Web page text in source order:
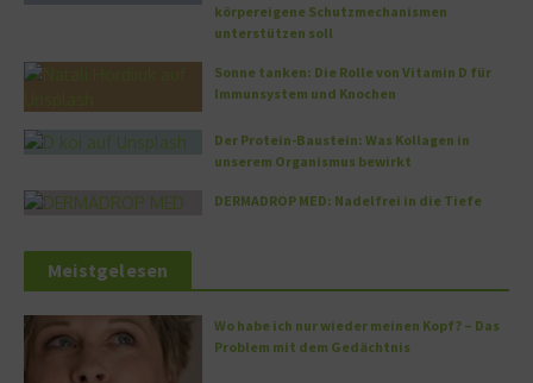
körpereigene Schutzmechanismen
unterstützen soll
Sonne tanken: Die Rolle von Vitamin D für
Immunsystem und Knochen
Der Protein-Baustein: Was Kollagen in
unserem Organismus bewirkt
DERMADROP MED: Nadelfrei in die Tiefe
Meistgelesen
Wo habe ich nur wieder meinen Kopf? – Das
Problem mit dem Gedächtnis